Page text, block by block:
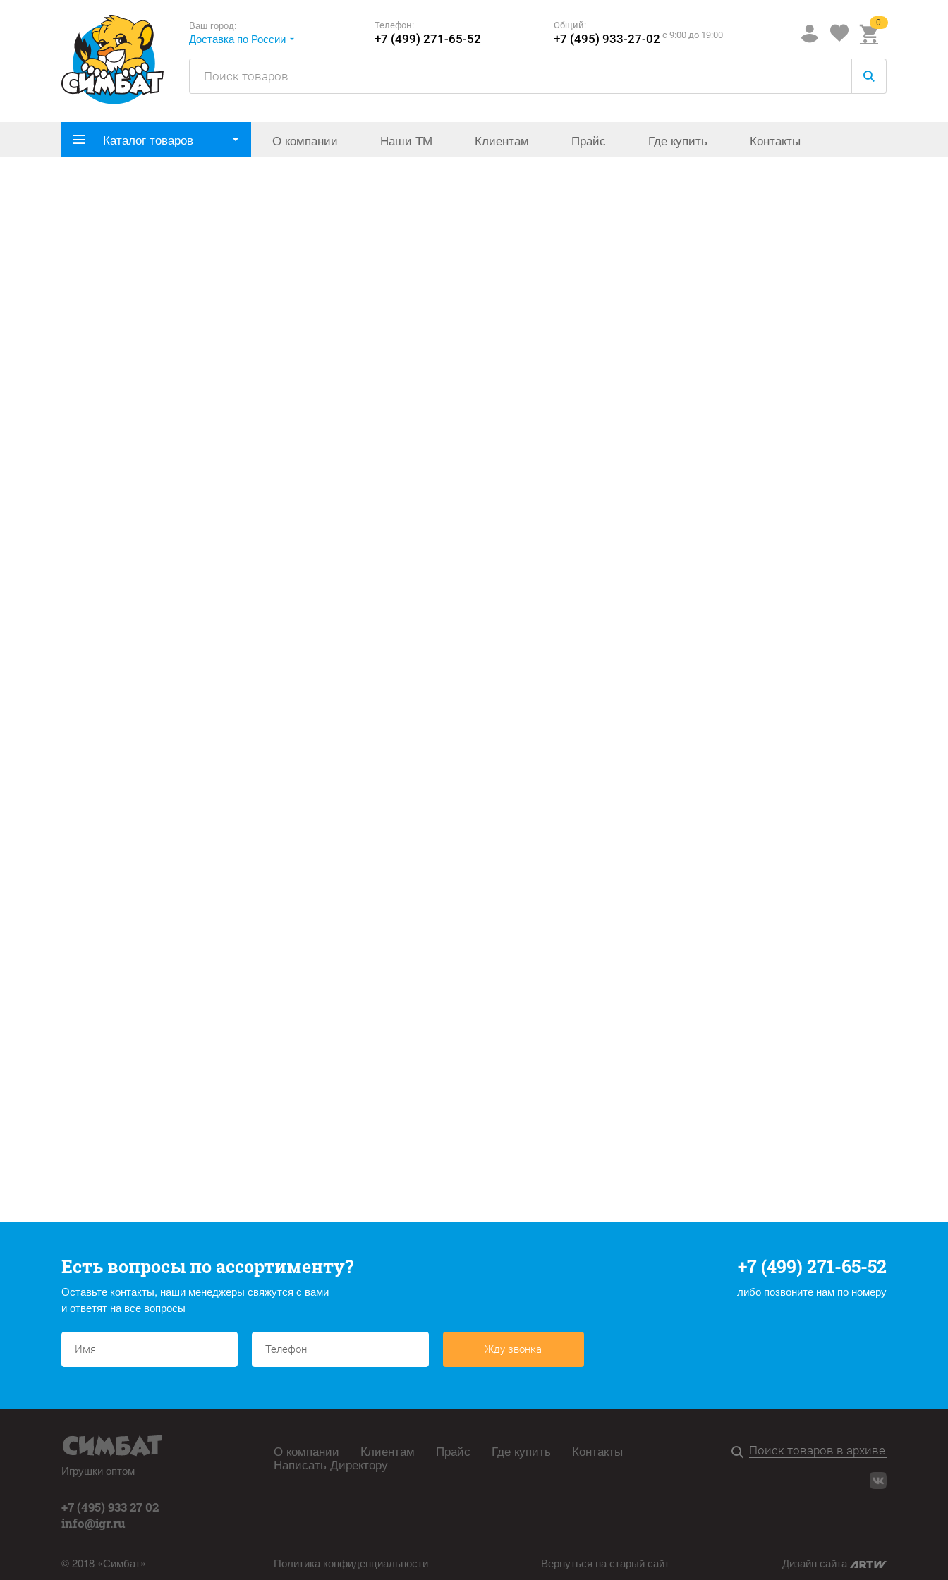
Ваш город:
Доставка по России
Телефон:
+7 (499) 271-65-52
Общий:
+7 (495) 933-27-02 c 9:00 до 19:00
0
Каталог товаров О компании Наши ТМ Клиентам Прайс Где купить Контакты
Есть вопросы по ассортименту?
Оставьте контакты, наши менеджеры свяжутся с вами
и ответят на все вопросы
+7 (499) 271-65-52
либо позвоните нам по номеру
Жду звонка
Игрушки оптом
+7 (495) 933 27 02
info@igr.ru
© 2018 «Симбат»
О компании Клиентам Прайс Где купить Контакты
Написать Директору
Политика конфиденциальности Вернуться на старый сайт Дизайн сайта